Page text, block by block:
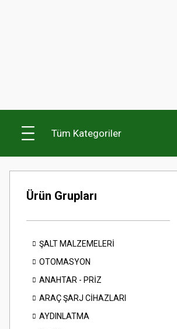
Tüm Kategoriler
Ürün Grupları
ŞALT MALZEMELERİ
OTOMASYON
ANAHTAR - PRİZ
ARAÇ ŞARJ CİHAZLARI
AYDINLATMA